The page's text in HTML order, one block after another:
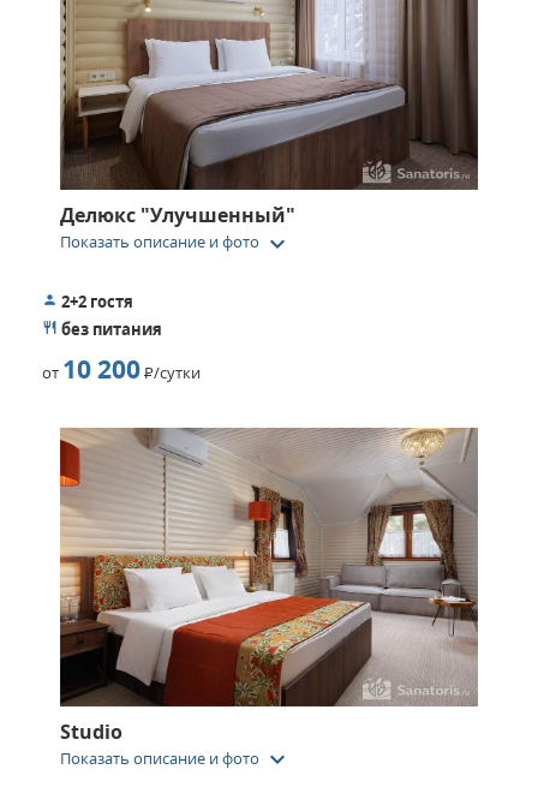
Делюкс "Улучшенный"
Показать описание и фото keyboard_arrow_down
2+2 гостя
без питания
от 10 200Р/сутки
Studio
Показать описание и фото keyboard_arrow_down